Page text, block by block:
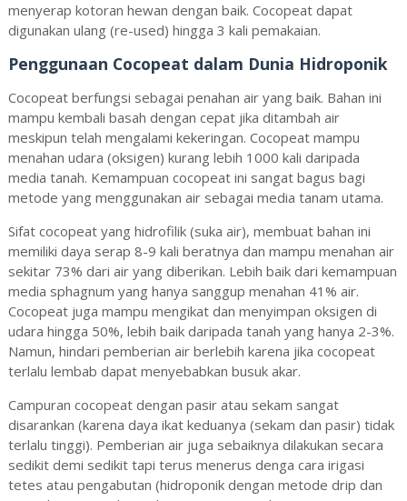
menyerap kotoran hewan dengan baik. Cocopeat dapat
digunakan ulang (re-used) hingga 3 kali pemakaian.
Penggunaan Cocopeat dalam Dunia Hidroponik
Cocopeat berfungsi sebagai penahan air yang baik. Bahan ini
mampu kembali basah dengan cepat jika ditambah air
meskipun telah mengalami kekeringan. Cocopeat mampu
menahan udara (oksigen) kurang lebih 1000 kali daripada
media tanah. Kemampuan cocopeat ini sangat bagus bagi
metode yang menggunakan air sebagai media tanam utama.
Sifat cocopeat yang hidrofilik (suka air), membuat bahan ini
memiliki daya serap 8-9 kali beratnya dan mampu menahan air
sekitar 73% dari air yang diberikan. Lebih baik dari kemampuan
media sphagnum yang hanya sanggup menahan 41% air.
Cocopeat juga mampu mengikat dan menyimpan oksigen di
udara hingga 50%, lebih baik daripada tanah yang hanya 2-3%.
Namun, hindari pemberian air berlebih karena jika cocopeat
terlalu lembab dapat menyebabkan busuk akar.
Campuran cocopeat dengan pasir atau sekam sangat
disarankan (karena daya ikat keduanya (sekam dan pasir) tidak
terlalu tinggi). Pemberian air juga sebaiknya dilakukan secara
sedikit demi sedikit tapi terus menerus denga cara irigasi
tetes atau pengabutan (hidroponik dengan metode drip dan